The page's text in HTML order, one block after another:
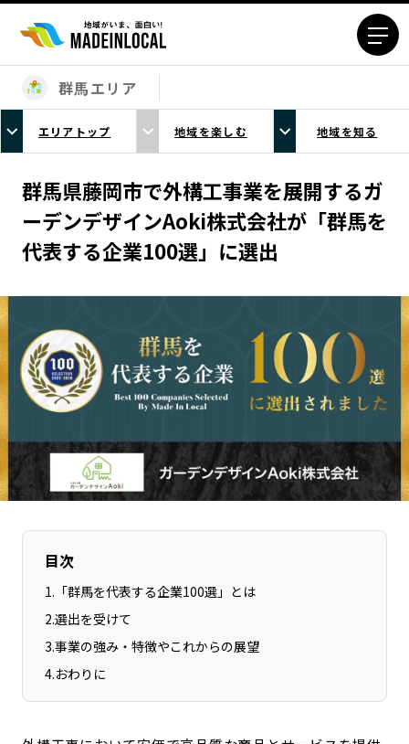
エリアから探す
北海道エリア
青森エリア
岩手エリア
宮城エリア
秋田エリア
山形エリア
福島エリア
茨城エリア
栃木エリア
群馬エリア
埼玉エリア
千葉エリア
神奈川エリア
新潟エリア
富山エリア
石川エリア
福井エリア
山梨エリア
静岡エリア
愛知エリア
三重エリア
滋賀エリア
河内エリア
奈良エリア
和歌山エリア
鳥取エリア
群馬エリア
エリアトップ 地域を楽しむ 地域を知る
群馬県藤岡市で外構工事業を展開するガ
ーデンデザインAoki株式会社が「群馬を
代表する企業100選」に選出
目次
1. 「群馬を代表する企業100選」とは
2.選出を受けて
3.事業の強み・特徴やこれからの展望
4.おわりに